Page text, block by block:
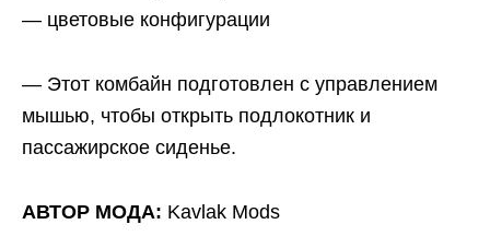
— цветовые конфигурации
— Этот комбайн подготовлен с управлением
мышью, чтобы открыть подлокотник и
пассажирское сиденье.
АВТОР МОДА: Kavlak Mods